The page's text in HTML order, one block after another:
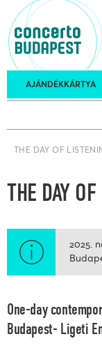
AJÁNDÉKKÁRTYA
Koncertnaptár
THE DAY OF
THE DAY
2025.
One-day
Budapest- Ligeti